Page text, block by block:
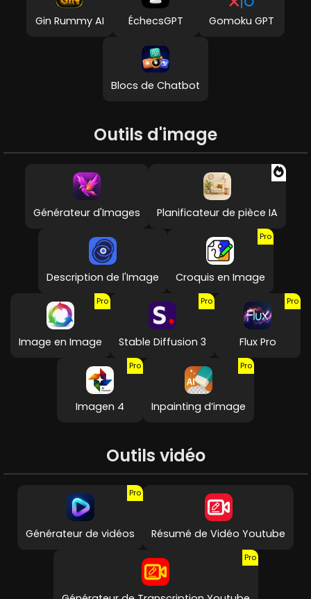
Gin Rummy AI ÉchecsGPT Gomoku GPT
Blocs de Chatbot
Outils d'image
Générateur d'Images Planificateur de pièce IA
Description de l'Image Croquis en Image
Pro
Image en Image
Pro
Stable Diffusion 3
Pro
Flux Pro
Pro
Imagen 4
Pro
Inpainting d’image
Pro
Outils vidéo
Générateur de vidéos
Pro
Résumé de Vidéo Youtube
Pro